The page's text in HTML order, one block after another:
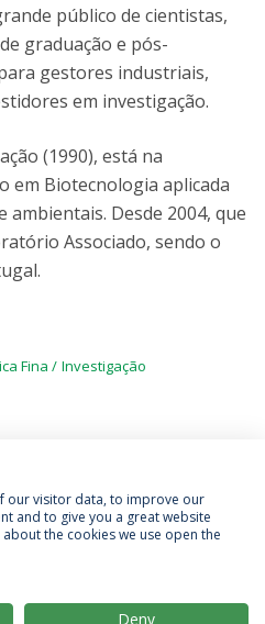
público de cientistas,
graduação e pós-
gestores industriais,
em investigação.
(1990), está na
em Biotecnologia aplicada
ambientais. Desde 2004, que
Associado, sendo o
Fina
Investigação
Termos & Condições
our visitor data, to improve our
and to give you a great website
the cookies we use open the
Deny